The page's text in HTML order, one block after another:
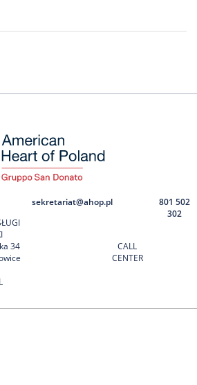
34
sekretariat@ahop.pl
CALL
CENTER
801 502
302